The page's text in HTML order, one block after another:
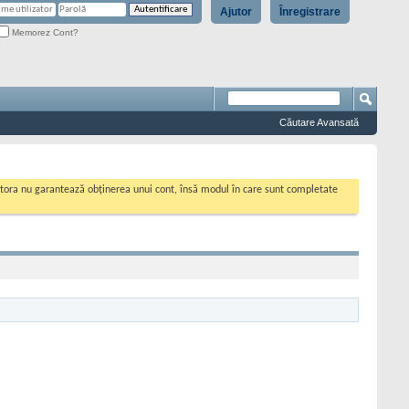
Înregistrare
Ajutor
Memorez Cont?
Căutare Avansată
nu garantează obținerea unui cont, însă modul în care sunt completate